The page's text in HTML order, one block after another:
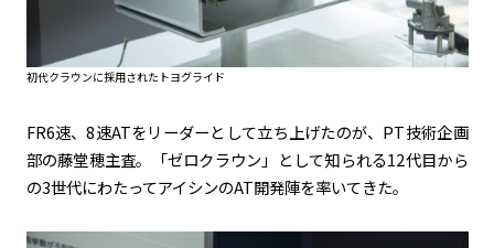
初代クラウンに採用されたトヨグライド
FR6速、8速ATをリーダーとして立ち上げたのが、 PT技術企画
部の藤堂穂主査。「ゼロクラウン」として知られる12代目から
の3世代にわたってアイシンのAT開発陣を率いてきた。